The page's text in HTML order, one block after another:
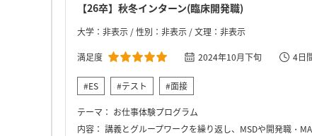
【26卒】秋冬インターン(臨床開発職)
大学：非表示 / 性別：非表示 / 文理：非表示
満足度
2024年10月下旬 4日
#ES #テスト #面接
テーマ： お仕事体験プログラム
内容： 講義とグループワークを繰り返し、MSDや開発職・MA職の理解を深めていきました。また、グループメンバーは一日を除いて同じであったため、段々とチームワー